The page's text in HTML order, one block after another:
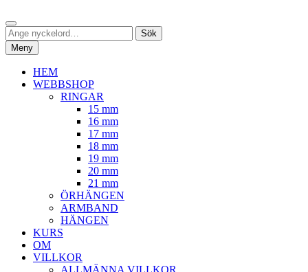
Hoppa
till
innehåll
Sök
Sök
efter:
Sök
Meny
HEM
WEBBSHOP
RINGAR
15 mm
16 mm
17 mm
18 mm
19 mm
20 mm
21 mm
ÖRHÄNGEN
ARMBAND
HÄNGEN
KURS
OM
VILLKOR
ALLMÄNNA VILLKOR